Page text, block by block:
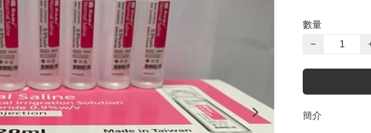
數量
−
簡介